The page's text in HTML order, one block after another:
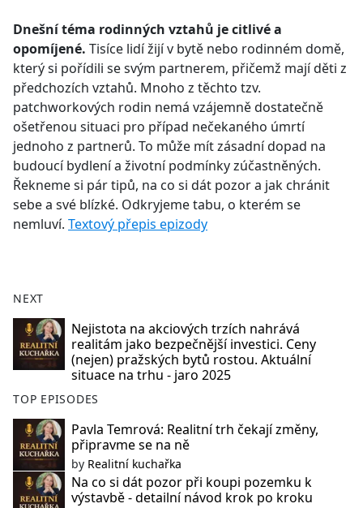
b
o
o
k
Dnešní téma rodinných vztahů je citlivé a
opomíjené. Tisíce lidí žijí v bytě nebo rodinném domě,
který si pořídili se svým partnerem, přičemž mají děti z
předchozích vztahů. Mnoho z těchto tzv.
patchworkových rodin nemá vzájemně dostatečně
ošetřenou situaci pro případ nečekaného úmrtí
jednoho z partnerů. To může mít zásadní dopad na
budoucí bydlení a životní podmínky zúčastněných.
Řekneme si pár tipů, na co si dát pozor a jak chránit
sebe a své blízké. Odkryjeme tabu, o kterém se
nemluví. Textový přepis epizody
NEXT
Nejistota na akciových trzích nahrává
realitám jako bezpečnější investici. Ceny
(nejen) pražských bytů rostou. Aktuální
situace na trhu - jaro 2025
TOP EPISODES
Pavla Temrová: Realitní trh čekají změny,
připravme se na ně
by Realitní kuchařka
Na co si dát pozor při koupi pozemku k
výstavbě - detailní návod krok po kroku